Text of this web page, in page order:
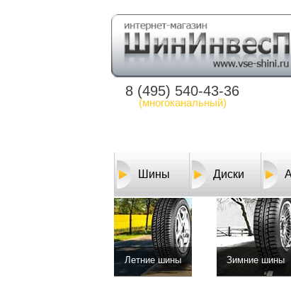
8 (495) 540-43-36
(многоканальный)
Шины Диски
Летние шины Зимние шины